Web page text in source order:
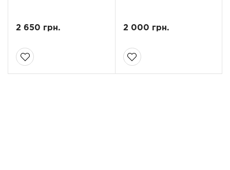
2 650 грн. 2 000 грн.